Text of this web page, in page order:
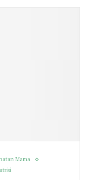
Mama